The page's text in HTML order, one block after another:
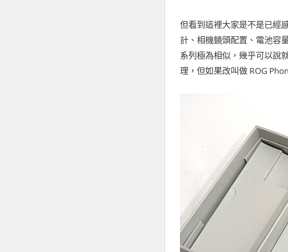
但看到這裡大家是不是已經
計、相機鏡頭配置、電池容
系列極為相似，幾乎可以說
理，但如果改叫做 ROG